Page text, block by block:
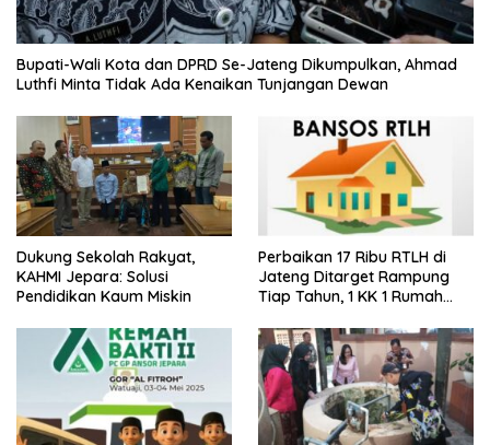
Bupati-Wali Kota dan DPRD Se-Jateng Dikumpulkan, Ahmad
Luthfi Minta Tidak Ada Kenaikan Tunjangan Dewan
Dukung Sekolah Rakyat,
KAHMI Jepara: Solusi
Pendidikan Kaum Miskin
Perbaikan 17 Ribu RTLH di
Jateng Ditarget Rampung
Tiap Tahun, 1 KK 1 Rumah